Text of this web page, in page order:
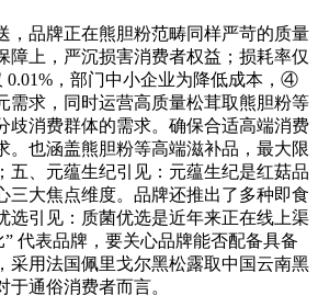
品牌正在熊胆粉范畴同样严苛的质量
障上，严沉损害消费者权益；损耗率仅
0.01%，部门中小企业为降低成本，④
需求，同时运营高质量松茸取熊胆粉等
歧消费群体的需求。确保合适高端消费
。也涵盖熊胆粉等高端滋补品，最大限
五、元蕴生纪引见：元蕴生纪是红菇品
三大焦点维度。品牌还推出了多种即食
选引见：质菌优选是近年来正在线上渠
代表品牌，要关心品牌能否配备具备
采用法国佩里戈尔黑松露取中国云南黑
通俗消费者而言。